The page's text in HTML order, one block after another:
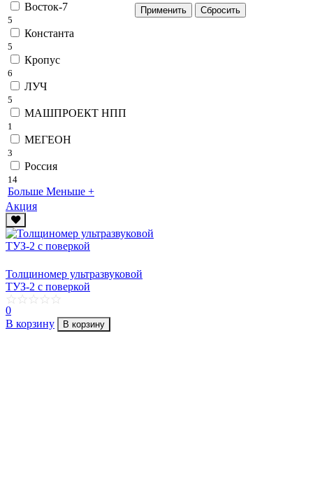
Восток-7
5
Константа
5
Кропус
6
ЛУЧ
5
МАШПРОЕКТ НПП
1
МЕГЕОН
3
Россия
14
Больше Меньше +
Акция
Толщиномер ультразвуковой
ТУЗ-2 с поверкой
0
В корзину
В корзину